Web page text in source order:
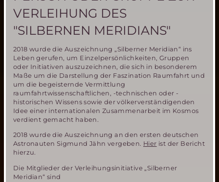
VERLEIHUNG DES
"SILBERNEN MERIDIANS"
2018 wurde die Auszeichnung „Silberner Meridian“ ins
Leben gerufen, um Einzelpersönlichkeiten, Gruppen
oder Initiativen auszuzeichnen, die sich in besonderem
Maße um die Darstellung der Faszination Raumfahrt und
um die begeisternde Vermittlung
raumfahrtwissenschaftlichen, -technischen oder -
historischen Wissens sowie der völkerverständigenden
Idee einer internationalen Zusammenarbeit im Kosmos
verdient gemacht haben.
2018 wurde die Auszeichnung an den ersten deutschen
Astronauten Sigmund Jähn vergeben. Hier ist der Bericht
hierzu.
Die Mitglieder der Verleihungsinitiative „Silberner
Meridian“ sind